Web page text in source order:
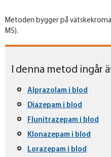
Metoden bygger på
MS).
I denna metod ingår
Alprazolam i blod
Diazepam i blod
Flunitrazepam i blod
Klonazepam i blod
Lorazepam i blod